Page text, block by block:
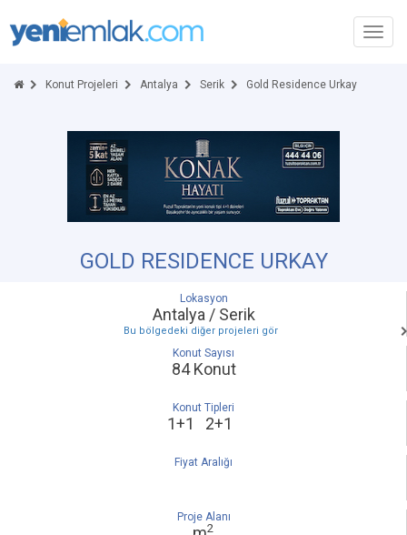
Konut Projeleri Antalya Serik Gold Residence Urkay
GOLD RESIDENCE URKAY
Lokasyon
Antalya / Serik
Bu bölgedeki diğer projeleri gör
Konut Sayısı
84 Konut
Konut Tipleri
1+1 2+1
Fiyat Aralığı
Proje Alanı
2